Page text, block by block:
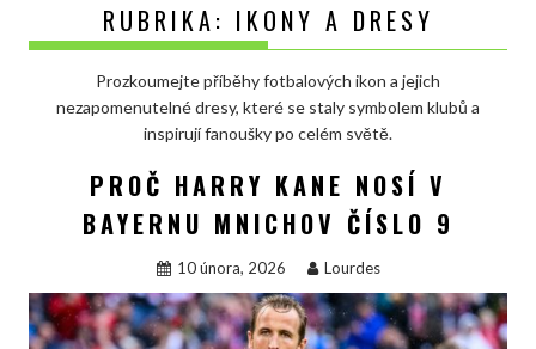
RUBRIKA: IKONY A DRESY
Prozkoumejte příběhy fotbalových ikon a jejich
nezapomenutelné dresy, které se staly symbolem klubů a
inspirují fanoušky po celém světě.
PROČ HARRY KANE NOSÍ V
BAYERNU MNICHOV ČÍSLO 9
10 února, 2026 Lourdes